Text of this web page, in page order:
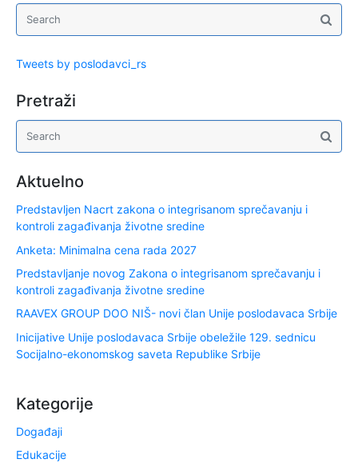
Tweets by poslodavci_rs
Pretraži
Aktuelno
Predstavljen Nacrt zakona o integrisanom sprečavanju i
kontroli zagađivanja životne sredine
Anketa: Minimalna cena rada 2027
Predstavljanje novog Zakona o integrisanom sprečavanju i
kontroli zagađivanja životne sredine
RAAVEX GROUP DOO NIŠ- novi član Unije poslodavaca Srbije
Inicijative Unije poslodavaca Srbije obeležile 129. sednicu
Socijalno-ekonomskog saveta Republike Srbije
Kategorije
Događaji
Edukacije